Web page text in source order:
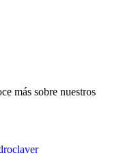
más sobre nuestros